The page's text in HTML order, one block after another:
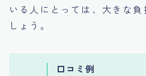
いる人にとっては、大きな
しょう。
口コミ例